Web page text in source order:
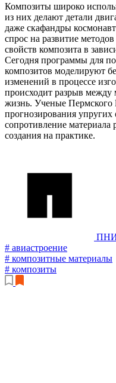
Композиты широко
из них делают детали
даже скафандры
спрос на развитие
свойств композита в
Сегодня программы для
композитов моделируют
изменений в процессе
происходит разрыв
жизнь. Ученые Пермского
прогнозирования упругих
сопротивление
создания на практике.
# авиастроение
# композитные материалы
# композиты